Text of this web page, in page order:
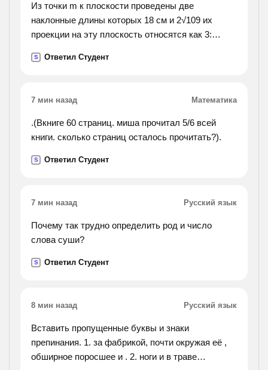
Из точки m к плоскости проведены две
наклонные длины которых 18 см и 2√109 их
проекции на эту плоскость относятся как 3:
S Ответил Студент
7 мин назад Математика
.(Вкниге 60 страниц. миша прочитал 5/6 всей
книги. сколько страниц осталось прочитать?).
S Ответил Студент
7 мин назад Русский язык
Почему так трудно определить род и число
слова суши?
S Ответил Студент
8 мин назад Русский язык
Вставить пропущенные буквы и знаки
препинания. 1. за фабрикой, почти окружая её ,
обширное поросшее и . 2. ноги и в траве